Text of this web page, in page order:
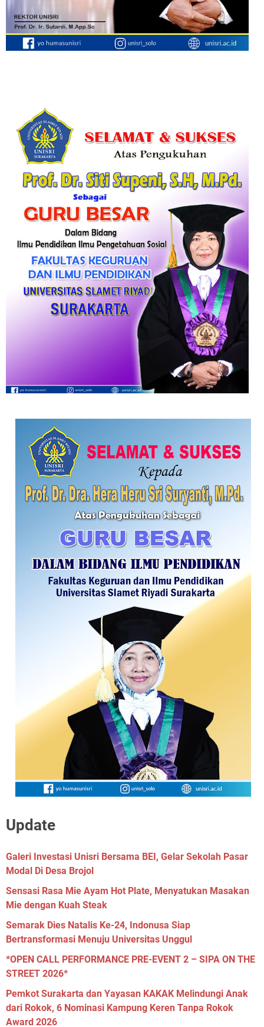
Update
Galeri Investasi Unisri Bersama BEI, Gelar Sekolah Pasar
Modal Di Desa Brojol
Sensasi Rasa Mie Ayam Hot Plate, Menyatukan Masakan
Mie dengan Kuah Steak
Semarak Dies Natalis Ke-24, Indonusa Siap
Bertransformasi Menuju Universitas Unggul
*OPEN CALL PERFORMANCE PRE-EVENT 2 – SIPA ON THE
STREET 2026*
Pemkot Surakarta dan Yayasan KAKAK Melindungi Anak
dari Rokok, 6 Nominasi Kampung Keren Tanpa Rokok
Award 2026